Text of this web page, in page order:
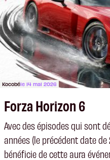
Kocobéle 14 mai 2026
Forza Horizon 6
Avec des épisodes qui sont
années (le précédent date de
bénéficie de cette aura